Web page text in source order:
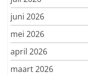
juni 2026
mei 2026
april 2026
maart 2026